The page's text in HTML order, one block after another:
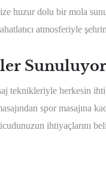
huzur dolu bir mola
atmosferiyle
teknikleriyle herkesin
spor masajına
ihtiyaçlarını